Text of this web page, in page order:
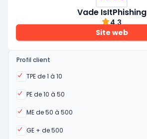
Vade IsItPhishing
4.3
Site web
Profil client
TPE de 1 à 10
Oui
PE de 10 à 50
Oui
ME de 50 à 500
Oui
GE + de 500
Oui